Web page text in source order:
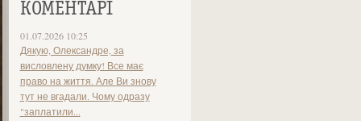
КОМЕНТАРІ
01.07.2026 10:25
Дякую, Олександре, за
висловлену думку! Все має
право на життя. Але Ви знову
тут не вгадали. Чому одразу
"заплатили...